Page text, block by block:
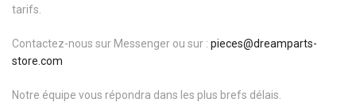
tarifs.
Contactez-nous sur Messenger ou sur : pieces@dreamparts-
store.com
Notre équipe vous répondra dans les plus brefs délais.